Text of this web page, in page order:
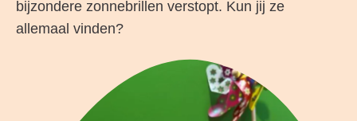
bijzondere zonnebrillen verstopt. Kun jij ze
allemaal vinden?